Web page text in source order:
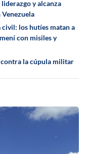
y alcanza
civil: los hutíes matan a
con misiles y
contra la cúpula militar